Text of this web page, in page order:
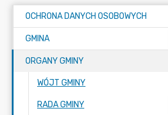
OCHRONA DANYCH OSOBOWYCH
GMINA
ORGANY GMINY
WÓJT GMINY
RADA GMINY